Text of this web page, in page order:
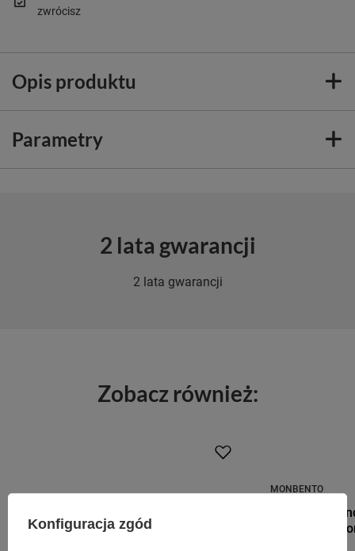
zwrócisz
Opis produktu
Parametry
2 lata gwarancji
2 lata gwarancji
Zobacz również:
MONBENTO
Monbento
Graphic
Konfiguracja zgód